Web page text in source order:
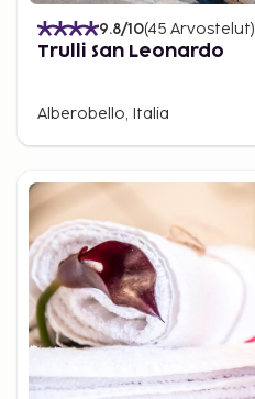
9.8/10(45 Arvostelut)
Trulli San Leonardo
Alberobello, Italia